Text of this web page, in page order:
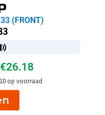
(FRONT)
€26.18
10 op voorraad